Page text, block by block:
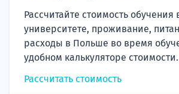
Рассчитайте стоимость обучения
университете, проживание,
расходы в Польше во время
удобном калькуляторе стоимости.
Рассчитать стоимость